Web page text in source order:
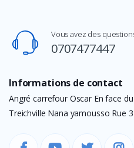
Vous avez des
0707477447
Informations de contact
Angré carrefour Oscar En face
Treichville Nana yamousso Rue